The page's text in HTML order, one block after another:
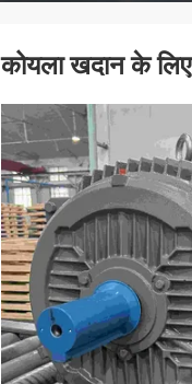
कोयला खदान के